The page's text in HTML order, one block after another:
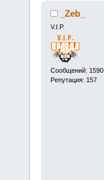
_Zeb_
V.I.P.
Сообщений: 1590
Репутация: 157